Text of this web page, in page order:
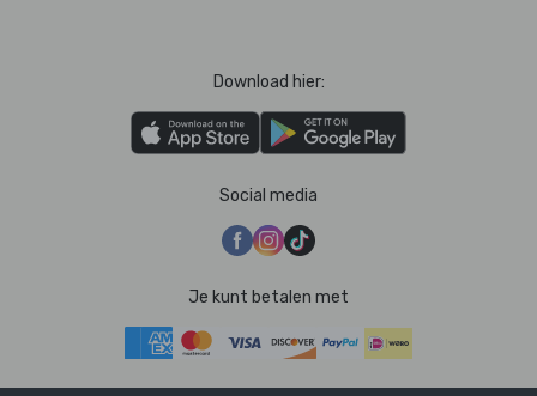
Download hier:
Social media
Je kunt betalen met